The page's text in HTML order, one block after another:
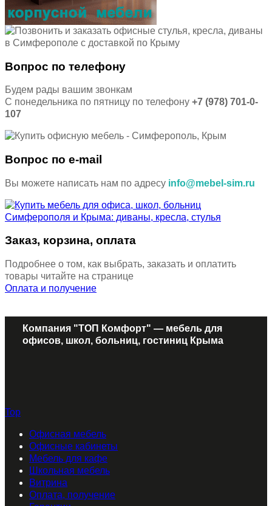
Вопрос по телефону
Будем рады вашим звонкам
С понедельника по пятницу по телефону +7 (978) 701-0-
107
Вопрос по e-mail
Вы можете написать нам по адресу info@mebel-sim.ru
Заказ, корзина, оплата
Подробнее о том, как выбрать, заказать и оплатить
товары читайте на странице
Оплата и получение
Компания "ТОП Комфорт" — мебель для
офисов, школ, больниц, гостиниц Крыма
Top
Офисная мебель
Офисные кабинеты
Мебель для кафе
Школьная мебель
Витрина
Оплата, получение